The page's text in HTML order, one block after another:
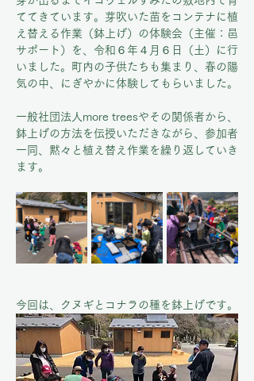
ててきています。芽吹いた苗をコンテナに植
え替える作業（鉢上げ）の体験会（主催：邑
サポート）を、令和６年４月６日（土）に行
いました。町内の子供たちも集まり、春の陽
気の中、にぎやかに体験してもらいました。
一般社団法人more treesやその関係者から、
鉢上げの方法を伝授いただきながら、参加者
一同、黙々と植え替え作業を繰り返していき
ます。
今回は、クヌギとコナラの種を鉢上げです。